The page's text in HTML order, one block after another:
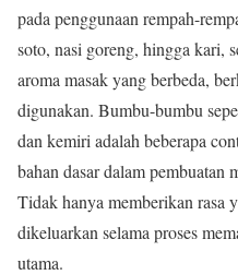
pada penggunaan rempah-
soto, nasi goreng, hingga kari,
aroma masak yang berbeda,
digunakan. Bumbu-bumbu
dan kemiri adalah beberapa
bahan dasar dalam pembuatan
Tidak hanya memberikan rasa
dikeluarkan selama proses
utama.